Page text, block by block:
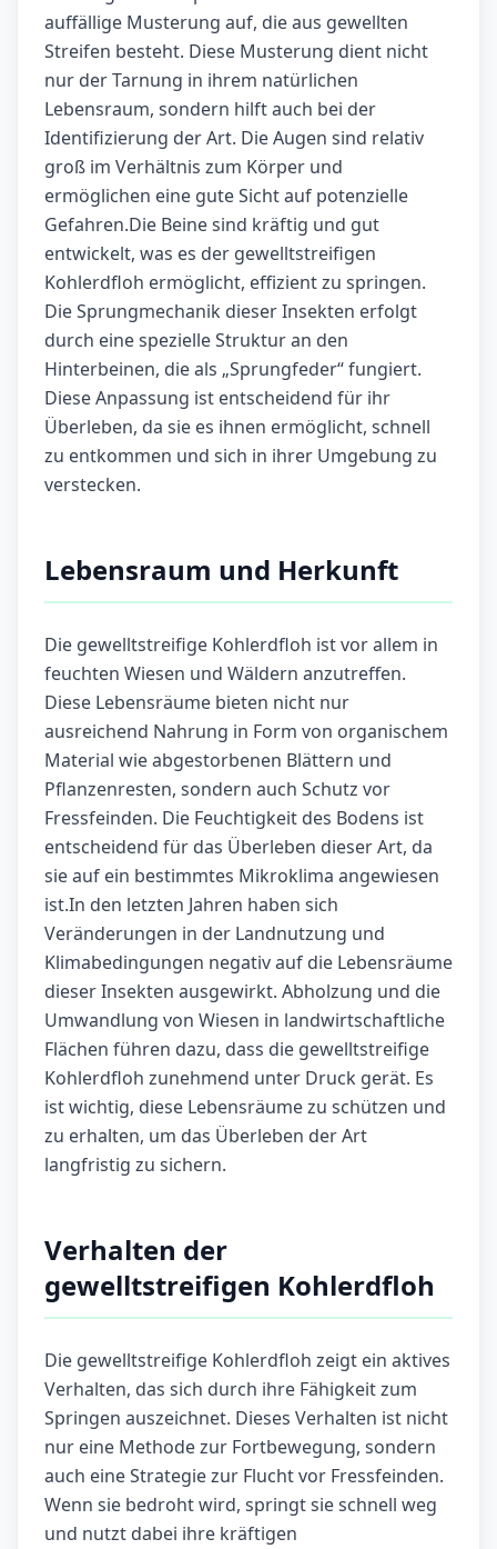
auffällige Musterung auf, die aus gewellten
Streifen besteht. Diese Musterung dient nicht
nur der Tarnung in ihrem natürlichen
Lebensraum, sondern hilft auch bei der
Identifizierung der Art. Die Augen sind relativ
groß im Verhältnis zum Körper und
ermöglichen eine gute Sicht auf potenzielle
Gefahren.Die Beine sind kräftig und gut
entwickelt, was es der gewelltstreifigen
Kohlerdfloh ermöglicht, effizient zu springen.
Die Sprungmechanik dieser Insekten erfolgt
durch eine spezielle Struktur an den
Hinterbeinen, die als „Sprungfeder“ fungiert.
Diese Anpassung ist entscheidend für ihr
Überleben, da sie es ihnen ermöglicht, schnell
zu entkommen und sich in ihrer Umgebung zu
verstecken.
Lebensraum und Herkunft
Die gewelltstreifige Kohlerdfloh ist vor allem in
feuchten Wiesen und Wäldern anzutreffen.
Diese Lebensräume bieten nicht nur
ausreichend Nahrung in Form von organischem
Material wie abgestorbenen Blättern und
Pflanzenresten, sondern auch Schutz vor
Fressfeinden. Die Feuchtigkeit des Bodens ist
entscheidend für das Überleben dieser Art, da
sie auf ein bestimmtes Mikroklima angewiesen
ist.In den letzten Jahren haben sich
Veränderungen in der Landnutzung und
Klimabedingungen negativ auf die Lebensräume
dieser Insekten ausgewirkt. Abholzung und die
Umwandlung von Wiesen in landwirtschaftliche
Flächen führen dazu, dass die gewelltstreifige
Kohlerdfloh zunehmend unter Druck gerät. Es
ist wichtig, diese Lebensräume zu schützen und
zu erhalten, um das Überleben der Art
langfristig zu sichern.
Verhalten der
gewelltstreifigen Kohlerdfloh
Die gewelltstreifige Kohlerdfloh zeigt ein aktives
Verhalten, das sich durch ihre Fähigkeit zum
Springen auszeichnet. Dieses Verhalten ist nicht
nur eine Methode zur Fortbewegung, sondern
auch eine Strategie zur Flucht vor Fressfeinden.
Wenn sie bedroht wird, springt sie schnell weg
und nutzt dabei ihre kräftigen